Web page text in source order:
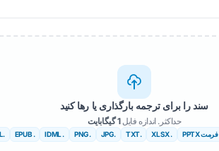
سند را برای ترجمه بارگذاری یا رها کنید
حداکثر. اندازه فایل1 گیگابایت
فرمت PPTX . XLSX
.TXT
.JPG
.PNG
. IDML
. EPUB
.HTML